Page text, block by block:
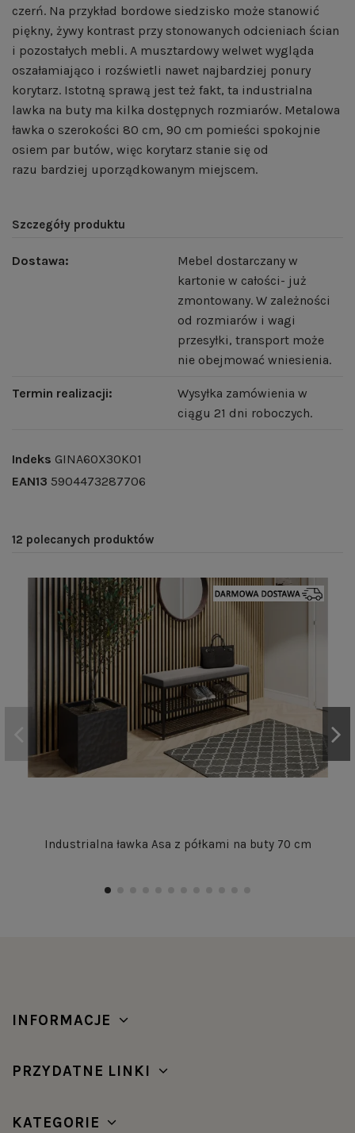
czerń. Na przykład bordowe siedzisko może stanowić
piękny, żywy kontrast przy stonowanych odcieniach ścian
i pozostałych mebli. A musztardowy welwet wygląda
oszałamiająco i rozświetli nawet najbardziej ponury
korytarz. Istotną sprawą jest też fakt, ta industrialna
lawka na buty ma kilka dostępnych rozmiarów. Metalowa
ławka o szerokości 80 cm, 90 cm pomieści spokojnie
osiem par butów, więc korytarz stanie się od
razu bardziej uporządkowanym miejscem.
Szczegóły produktu
Dostawa:
Mebel dostarczany w
kartonie w całości- już
zmontowany. W zależności
od rozmiarów i wagi
przesyłki, transport może
nie obejmować wniesienia.
Termin realizacji:
Wysyłka zamówienia w
ciągu 21 dni roboczych.
Indeks GINA60X30K01
EAN13 5904473287706
12 polecanych produktów
Industrialna ławka Asa z półkami na buty 70 cm
INFORMACJE
PRZYDATNE LINKI
KATEGORIE